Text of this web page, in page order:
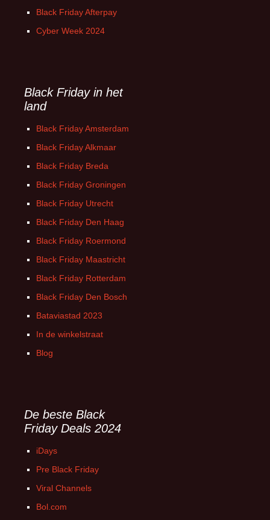
Black Friday Afterpay
Cyber Week 2024
Black Friday in het
land
Black Friday Amsterdam
Black Friday Alkmaar
Black Friday Breda
Black Friday Groningen
Black Friday Utrecht
Black Friday Den Haag
Black Friday Roermond
Black Friday Maastricht
Black Friday Rotterdam
Black Friday Den Bosch
Bataviastad 2023
In de winkelstraat
Blog
De beste Black
Friday Deals 2024
iDays
Pre Black Friday
Viral Channels
Bol.com